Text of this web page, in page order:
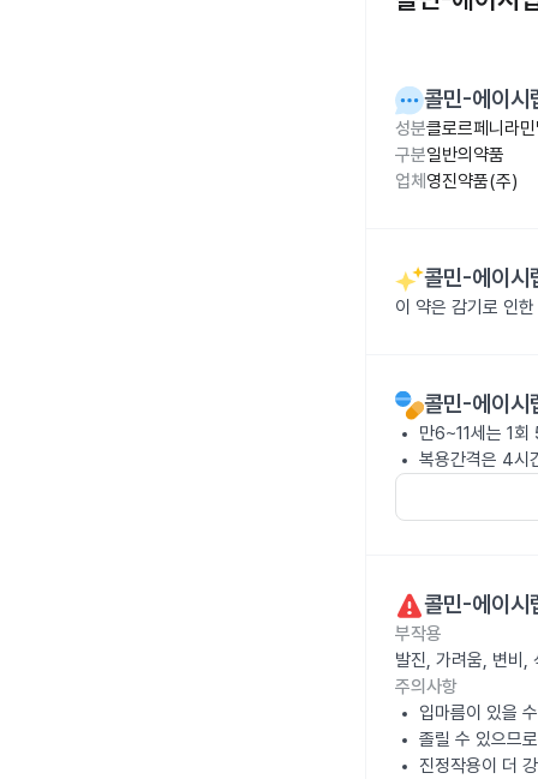
콜민-에이
성분클로르페니라
구분일반의약품
업체 영진약품(주)
콜민-에이
이 약은 감기로 인
콜민-에이
만6~11세는 1
복용간격은 4시
콜민-에이
부작용
발진, 가려움, 변비,
주의사항
입마름이 있을
졸릴 수 있으므
진정작용이 더